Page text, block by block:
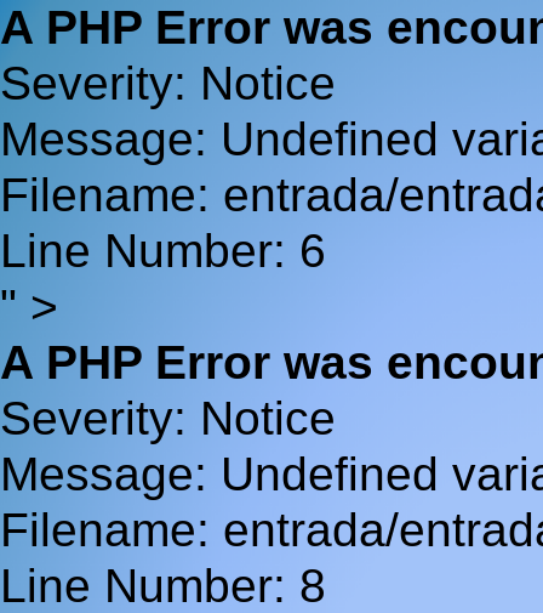
A PHP Error was
Severity: Notice
Message: Undefined
Filename: entrada/
Line Number: 6
" >
A PHP Error was
Severity: Notice
Message: Undefined
Filename: entrada/
Line Number: 8